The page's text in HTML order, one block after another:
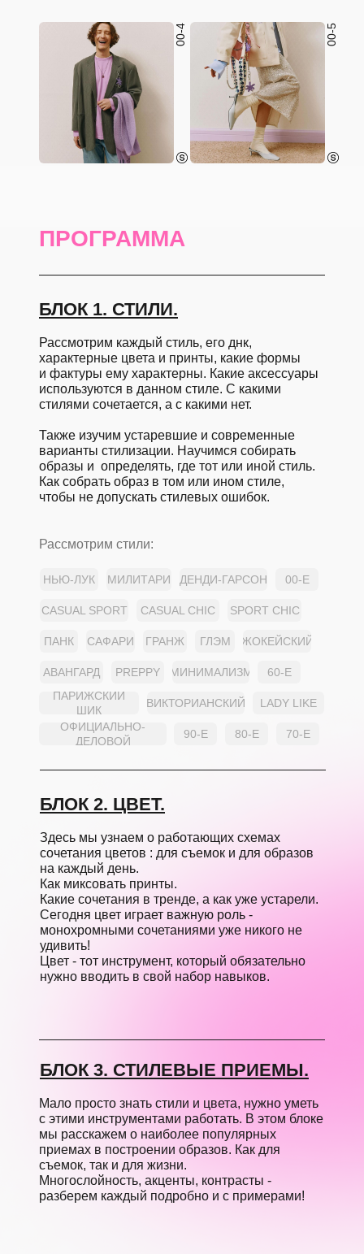
00-5
00-4
ПРОГРАММА
БЛОК 1. СТИЛИ.
НЬЮ-ЛУК
Рассмотрим каждый стиль, его днк,
характерные цвета и принты, какие формы
и фактуры ему характерны. Какие аксессуары
используются в данном стиле. С какими
стилями сочетается, а с какими нет.
Также изучим устаревшие и современные
варианты стилизации. Научимся собирать
образы и определять, где тот или иной стиль.
Как собрать образ в том или ином стиле,
чтобы не допускать стилевых ошибок.
Рассмотрим стили:
БЛОК 2. ЦВЕТ.
БЛОК 3. СТИЛЕВЫЕ ПРИЕМЫ.
Мало просто знать стили и цвета, нужно уметь
с этими инструментами работать. В этом блоке
мы расскажем о наиболее популярных
приемах в построении образов. Как для
съемок, так и для жизни.
Многослойность, акценты, контрасты -
разберем каждый подробно и с примерами!
Здесь мы узнаем о работающих схемах
сочетания цветов : для съемок и для образов
на каждый день.
Как миксовать принты.
Какие сочетания в тренде, а как уже устарели.
Сегодня цвет играет важную роль -
монохромными сочетаниями уже никого не
удивить!
Цвет - тот инструмент, который обязательно
нужно вводить в свой набор навыков.
МИЛИТАРИ ДЕНДИ-ГАРСОН
SPORT CHIC
PREPPY
ГРАНЖ
ПАРИЖСКИЙ
ШИК
ЖОКЕЙCКИЙ
ВИКТОРИАНСКИЙ
ПАНК
МИНИМАЛИЗМ
ГЛЭМ
САФАРИ
АВАНГАРД
CASUAL SPORT
LADY LIKE
CASUAL CHIC
ОФИЦИАЛЬНО-
ДЕЛОВОЙ
00-Е
60-Е
70-Е
80-Е
90-Е